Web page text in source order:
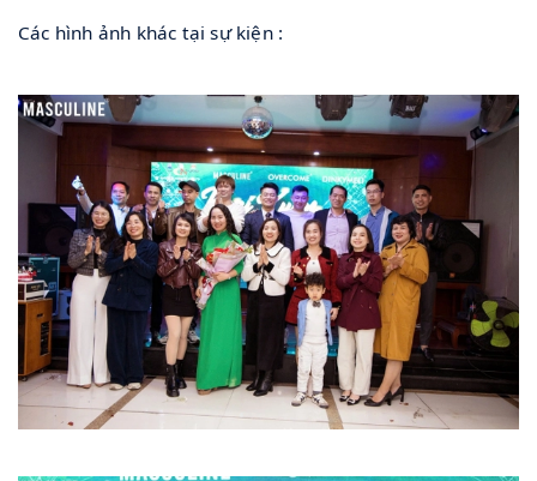
Các hình ảnh khác tại sự kiện :